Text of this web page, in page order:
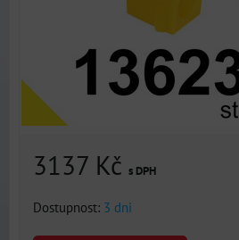
3137 Kč s DPH
Dostupnost: 3 dni